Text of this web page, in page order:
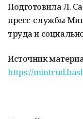
Подготовила Л.
пресс-службы
труда и
Источник
https://